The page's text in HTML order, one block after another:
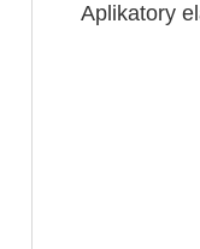
Aplikatory